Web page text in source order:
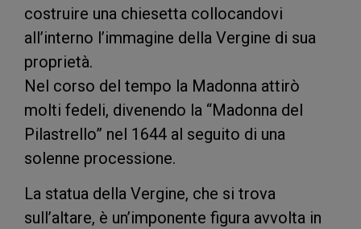
costruire una chiesetta collocandovi
all’interno l’immagine della Vergine di sua
proprietà.
Nel corso del tempo la Madonna attirò
molti fedeli, divenendo la “Madonna del
Pilastrello” nel 1644 al seguito di una
solenne processione.
La statua della Vergine, che si trova
sull’altare, è un’imponente figura avvolta in